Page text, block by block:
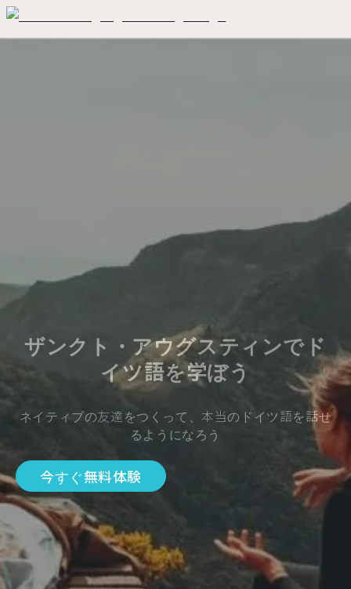
ザンクト・アウグスティンでド
イツ語を学ぼう
ネイティブの友達をつくって、本当のドイツ語を話せ
るようになろう
今すぐ無料体験